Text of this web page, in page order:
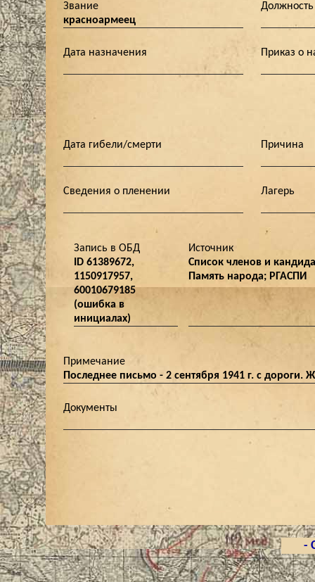
Звание
красноармеец
Должность
Дата назначения Приказ о
Дата гибели/смерти Причина
Сведения о пленении Лагерь
Запись в ОБД
ID 61389672,
1150917957,
60010679185
(ошибка в
инициалах)
Источник
Список членов и
Память народа; РГАСПИ
Примечание
Последнее письмо - 2 сентября 1941 г. с дороги.
Документы
-